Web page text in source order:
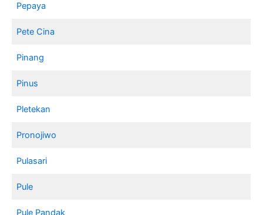
Pepaya
Pete Cina
Pinang
Pinus
Pletekan
Pronojiwo
Pulasari
Pule